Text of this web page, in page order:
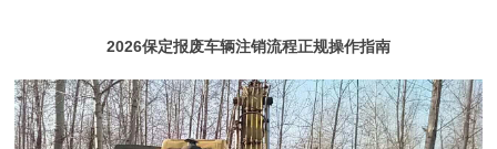
2026保定报废车辆注销流程正规操作指南